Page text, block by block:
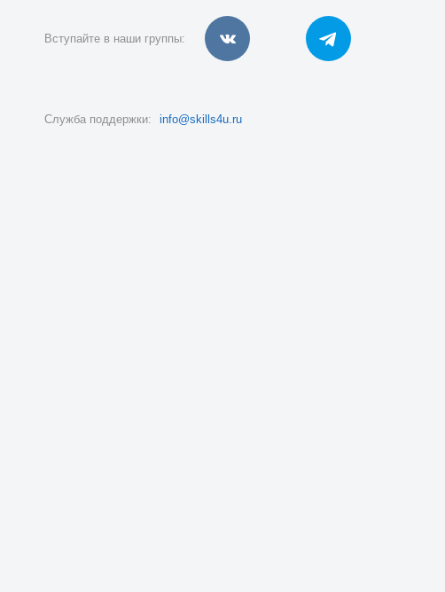
Вступайте в наши группы:
Служба поддержки: info@skills4u.ru